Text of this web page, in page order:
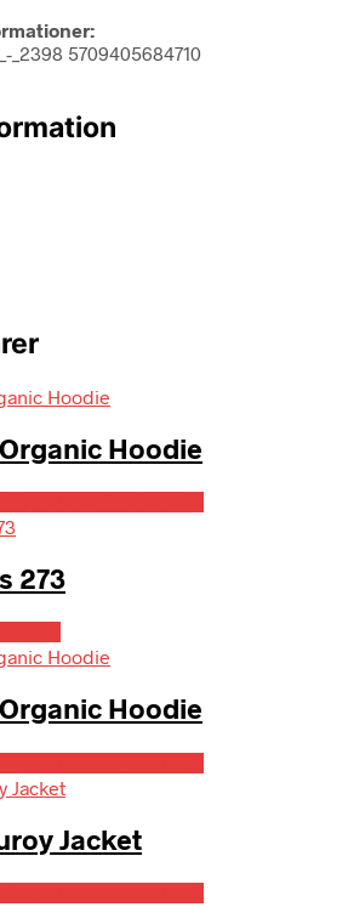
_2398 5709405684710
Hoodie
273
Hoodie
Jacket